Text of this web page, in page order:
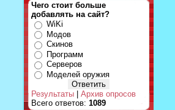
Чего стоит больше
добавлять на сайт?
WiKi
Модов
Скинов
Программ
Серверов
Моделей оружия
Результаты
Архив опросов
Всего ответов: 1089